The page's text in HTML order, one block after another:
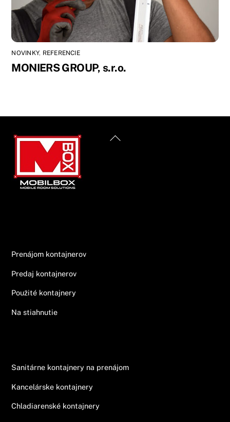
NOVINKY, REFERENCIE
MONIERS GROUP, s.r.o.
Back
Prenájom kontajnerov
Predaj kontajnerov
Použité kontajnery
Na stiahnutie
Sanitárne kontajnery na prenájom
Kancelárske kontajnery
Chladiarenské kontajnery